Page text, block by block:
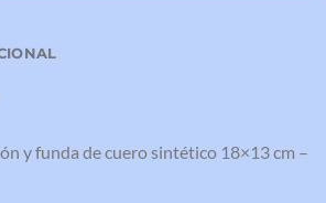
y funda de cuero sintético 18×13 cm –